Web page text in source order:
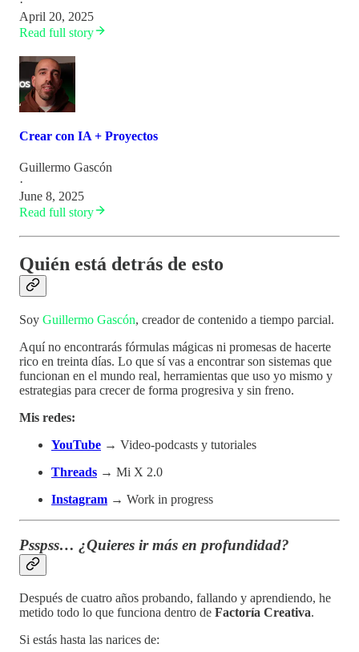
April 20, 2025
Read full story
Crear con IA + Proyectos
Guillermo Gascón
·
June 8, 2025
Read full story
Quién está detrás de esto
Soy Guillermo Gascón, creador de contenido a tiempo parcial.
Aquí no encontrarás fórmulas mágicas ni promesas de hacerte
rico en treinta días. Lo que sí vas a encontrar son sistemas que
funcionan en el mundo real, herramientas que uso yo mismo y
estrategias para crecer de forma progresiva y sin freno.
Mis redes:
YouTube → Video-podcasts y tutoriales
Threads → Mi X 2.0
Instagram → Work in progress
Psspss… ¿Quieres ir más en profundidad?
Después de cuatro años probando, fallando y aprendiendo, he
metido todo lo que funciona dentro de Factoría Creativa.
Si estás hasta las narices de: